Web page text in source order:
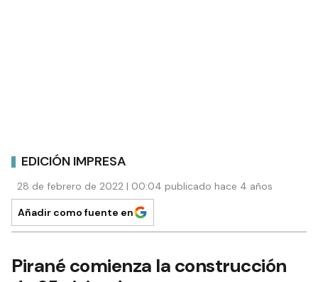
EDICIÓN IMPRESA
28 de febrero de 2022 | 00:04 publicado hace 4 años
Añadir como fuente en
Pirané comienza la construcción